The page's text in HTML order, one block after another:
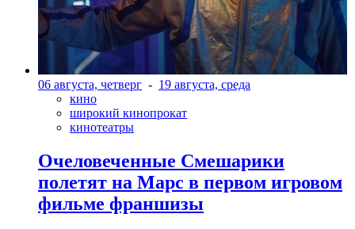
06 августа, четверг - 19 августа, среда
кино
широкий кинопрокат
кинотеатры
Очеловеченные Смешарики
полетят на Марс в первом игровом
фильме франшизы